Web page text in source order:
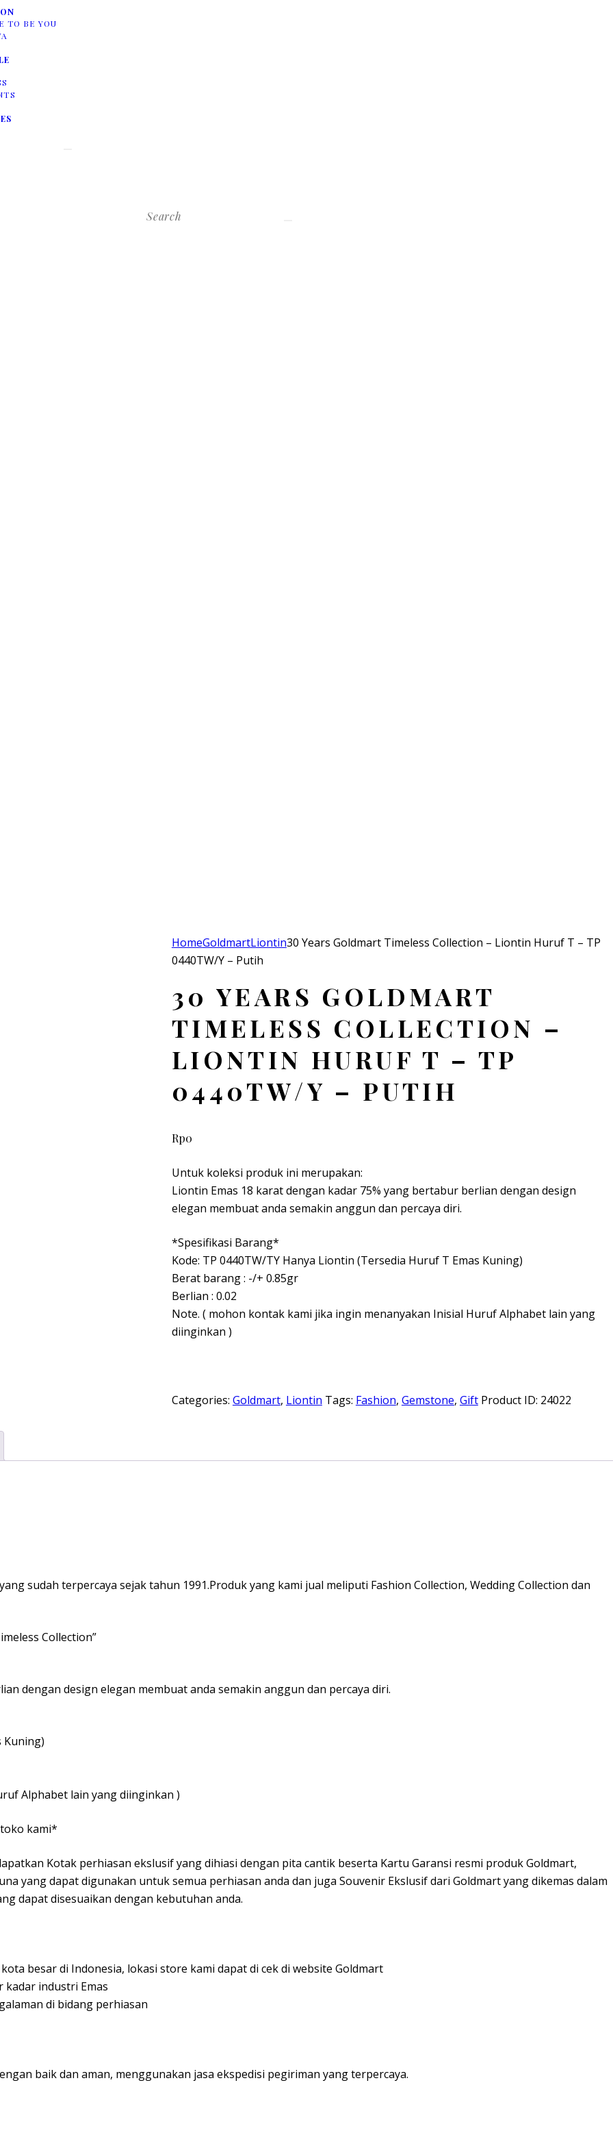
TO BE YOU
HomeGoldmartLiontin30 Years Goldmart Timeless Collection – Liontin Huruf T – TP
0440TW/Y – Putih
30 YEARS GOLDMART
TIMELESS COLLECTION –
LIONTIN HURUF T – TP
0440TW/Y – PUTIH
Rp0
Untuk koleksi produk ini merupakan:
Liontin Emas 18 karat dengan kadar 75% yang bertabur berlian dengan design
elegan membuat anda semakin anggun dan percaya diri.
*Spesifikasi Barang*
Kode: TP 0440TW/TY Hanya Liontin (Tersedia Huruf T Emas Kuning)
Berat barang : -/+ 0.85gr
Berlian : 0.02
Note. ( mohon kontak kami jika ingin menanyakan Inisial Huruf Alphabet lain yang
diinginkan )
Categories: Goldmart, Liontin Tags: Fashion, Gemstone, Gift Product ID: 24022
sudah terpercaya sejak tahun 1991.Produk yang kami jual meliputi Fashion Collection, Wedding Collection dan
Collection”
dengan design elegan membuat anda semakin anggun dan percaya diri.
Kuning)
Alphabet lain yang diinginkan )
kami*
Kotak perhiasan ekslusif yang dihiasi dengan pita cantik beserta Kartu Garansi resmi produk Goldmart,
yang dapat digunakan untuk semua perhiasan anda dan juga Souvenir Ekslusif dari Goldmart yang dikemas dalam
dapat disesuaikan dengan kebutuhan anda.
besar di Indonesia, lokasi store kami dapat di cek di website Goldmart
kadar industri Emas
di bidang perhiasan
baik dan aman, menggunakan jasa ekspedisi pegiriman yang terpercaya.